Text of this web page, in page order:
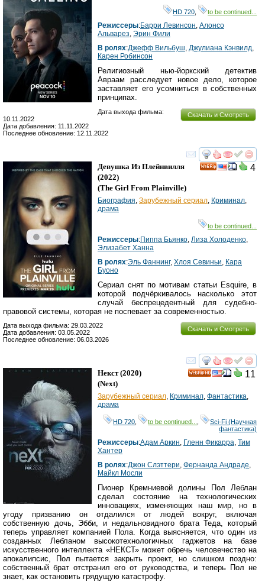
HD 720 to be continued...
Режиссеры:Барри Левинсон Алонсо
Альварез Эрин Фили
В ролях:Джефф Вильбуш Джулиана Кэнвилд
Карен Робинсон
Религиозный нью-йоркский детектив
Авраам расследует новое дело, которое
заставляет его усомниться в собственных
принципах.
Скачать и Смотреть
Дата выхода фильма:
10.11.2022
Дата добавления: 11.11.2022
Последнее обновление: 12.11.2022
смотреть
4
Девушка Из Плейнвилля
(2022)
(The Girl From Plainville)
Биография Зарубежный сериал Криминал
драма
to be continued...
Режиссеры:Пиппа Бьянко Лиза Холоденко
Элизабет Ханна
В ролях:Эль Фаннинг, Хлоя Севиньи Кара
Буоно
Сериал снят по мотивам статьи Esquire, в
которой подчёркивалось насколько этот
случай беспрецедентный для судебно-
правовой системы, которая не поспевает за современностью.
Скачать и Смотреть
Дата выхода фильма: 29.03.2022
Дата добавления: 03.05.2022
Последнее обновление: 06.03.2026
смотреть
11
Некст(2020)
(Next)
Зарубежный сериал, Криминал, Фантастика,
драма
HD 720 to be continued...
Sci-Fi (Научная
фантастика)
Режиссеры:Адам Аркин, Гленн Фикарра, Тим
Хантер
В ролях:Джон Слэттери, Фернанда Андраде,
Майкл Мосли
Пионер Кремниевой долины Пол Леблан
сделал состояние на технологических
инновациях, изменяющих наш мир, но в
угоду призванию он отдалился от людей вокруг, включая
собственную дочь, Эбби, и недальновидного брата Теда, который
теперь управляет компанией Пола. Когда выясняется, что один из
созданных Лебланом высокотехнологичных гаджетов на базе
искусственного интеллекта «НЕКСТ» может обречь человечество на
апокалипсис, Пол пытается закрыть проект, но слишком поздно:
собственный брат отстранил его от руководства, и теперь Пол не
знает, как остановить грядущую катастрофу.